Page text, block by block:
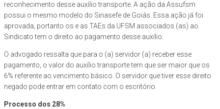
reconhecimento desse auxílio transporte. A ação da Assufsm
possui o mesmo modelo do Sinasefe de Goiás. Essa ação já foi
aprovada, portanto os e as TAEs da UFSM associados (as) ao
Sindicato tem o direito ao pagamento desse auxílio.
O advogado ressalta que para o (a) servidor (a) receber esse
pagamento, o valor do auxílio transporte tem que ser maior que os
6% referente ao vencimento básico. O servidor que tiver esse direito
negado pode entrar em contato com o escritório.
Processo dos 28%